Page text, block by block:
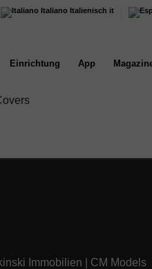
Italiano Italienisch it
Einrichtung App
Immobilien CM Models